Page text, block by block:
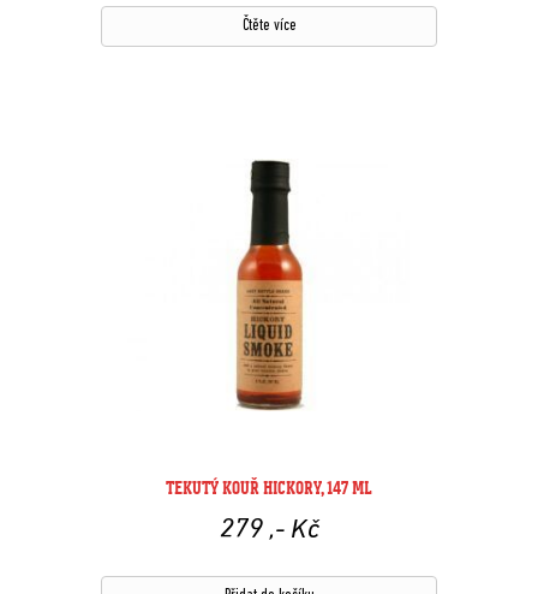
Čtěte více
TEKUTÝ KOUŘ HICKORY, 147 ML
279 ,- Kč